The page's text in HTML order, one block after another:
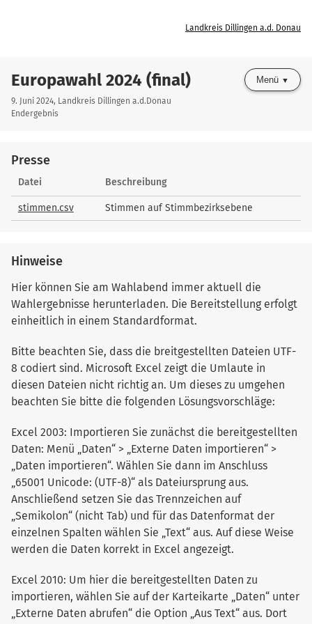
Landkreis Dillingen a.d. Donau
Europawahl 2024 (final)
9. Juni 2024, Landkreis Dillingen a.d.Donau
Endergebnis
Menü
Presse
Presse
Datei Beschreibung
stimmen.csv Stimmen auf Stimmbezirksebene
Hinweise
Hier können Sie am Wahlabend immer aktuell die
Wahlergebnisse herunterladen. Die Bereitstellung erfolgt
einheitlich in einem Standardformat.
Bitte beachten Sie, dass die breitgestellten Dateien UTF-
8 codiert sind. Microsoft Excel zeigt die Umlaute in
diesen Dateien nicht richtig an. Um dieses zu umgehen
beachten Sie bitte die folgenden Lösungsvorschläge:
Excel 2003: Importieren Sie zunächst die bereitgestellten
Daten: Menü „Daten“ > „Externe Daten importieren“ >
„Daten importieren“. Wählen Sie dann im Anschluss
„65001 Unicode: (UTF-8)“ als Dateiursprung aus.
Anschließend setzen Sie das Trennzeichen auf
„Semikolon“ (nicht Tab) und für das Datenformat der
einzelnen Spalten wählen Sie „Text“ aus. Auf diese Weise
werden die Daten korrekt in Excel angezeigt.
Excel 2010: Um hier die bereitgestellten Daten zu
importieren, wählen Sie auf der Karteikarte „Daten“ unter
„Externe Daten abrufen“ die Option „Aus Text“ aus. Dort